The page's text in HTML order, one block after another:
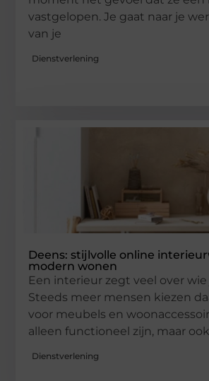
vastgelopen. Je gaat naar je
van je
Dienstverlening
Deens: stijlvolle online
modern wonen
Een interieur zegt veel over
Steeds meer mensen kiezen
voor meubels en
alleen functioneel zijn, maar ook
Dienstverlening